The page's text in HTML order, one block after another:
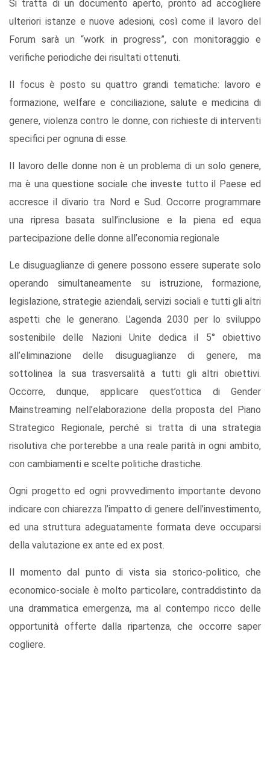
Si tratta di un documento aperto, pronto ad accogliere
ulteriori istanze e nuove adesioni, così come il lavoro del
Forum sarà un “work in progress”, con monitoraggio e
verifiche periodiche dei risultati ottenuti.
Il focus è posto su quattro grandi tematiche: lavoro e
formazione, welfare e conciliazione, salute e medicina di
genere, violenza contro le donne, con richieste di interventi
specifici per ognuna di esse.
Il lavoro delle donne non è un problema di un solo genere,
ma è una questione sociale che investe tutto il Paese ed
accresce il divario tra Nord e Sud. Occorre programmare
una ripresa basata sull’inclusione e la piena ed equa
partecipazione delle donne all’economia regionale
Le disuguaglianze di genere possono essere superate solo
operando simultaneamente su istruzione, formazione,
legislazione, strategie aziendali, servizi sociali e tutti gli altri
aspetti che le generano. L’agenda 2030 per lo sviluppo
sostenibile delle Nazioni Unite dedica il 5° obiettivo
all’eliminazione delle disuguaglianze di genere, ma
sottolinea la sua trasversalità a tutti gli altri obiettivi.
Occorre, dunque, applicare quest’ottica di Gender
Mainstreaming nell’elaborazione della proposta del Piano
Strategico Regionale, perché si tratta di una strategia
risolutiva che porterebbe a una reale parità in ogni ambito,
con cambiamenti e scelte politiche drastiche.
Ogni progetto ed ogni provvedimento importante devono
indicare con chiarezza l’impatto di genere dell’investimento,
ed una struttura adeguatamente formata deve occuparsi
della valutazione ex ante ed ex post.
Il momento dal punto di vista sia storico-politico, che
economico-sociale è molto particolare, contraddistinto da
una drammatica emergenza, ma al contempo ricco delle
opportunità offerte dalla ripartenza, che occorre saper
cogliere.